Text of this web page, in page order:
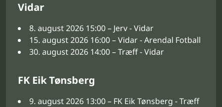
Vidar
8. august 2026 15:00 – Jerv - Vidar
15. august 2026 16:00 – Vidar - Arendal Fotball
30. august 2026 14:00 – Træff - Vidar
FK Eik Tønsberg
9. august 2026 13:00 – FK Eik Tønsberg - Træff